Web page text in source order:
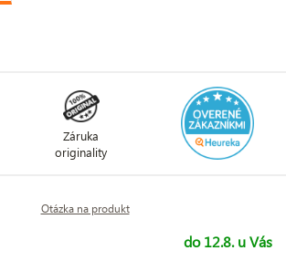
Záruka
originality
Otázka na produkt
do 12.8. u Vás